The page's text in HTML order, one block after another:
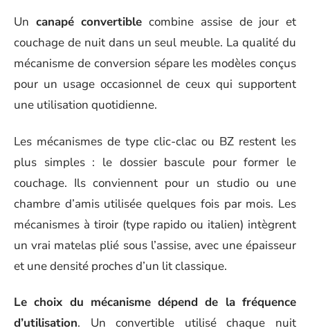
Un canapé convertible combine assise de jour et
couchage de nuit dans un seul meuble. La qualité du
mécanisme de conversion sépare les modèles conçus
pour un usage occasionnel de ceux qui supportent
une utilisation quotidienne.
Les mécanismes de type clic-clac ou BZ restent les
plus simples : le dossier bascule pour former le
couchage. Ils conviennent pour un studio ou une
chambre d’amis utilisée quelques fois par mois. Les
mécanismes à tiroir (type rapido ou italien) intègrent
un vrai matelas plié sous l’assise, avec une épaisseur
et une densité proches d’un lit classique.
Le choix du mécanisme dépend de la fréquence
d’utilisation. Un convertible utilisé chaque nuit